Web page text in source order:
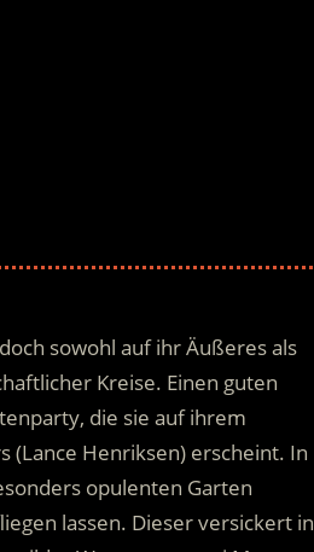
sowohl auf ihr Äußeres als
Kreise. Einen guten
die sie auf ihrem
(Lance Henriksen) erscheint. In
opulenten Garten
lassen. Dieser versickert in